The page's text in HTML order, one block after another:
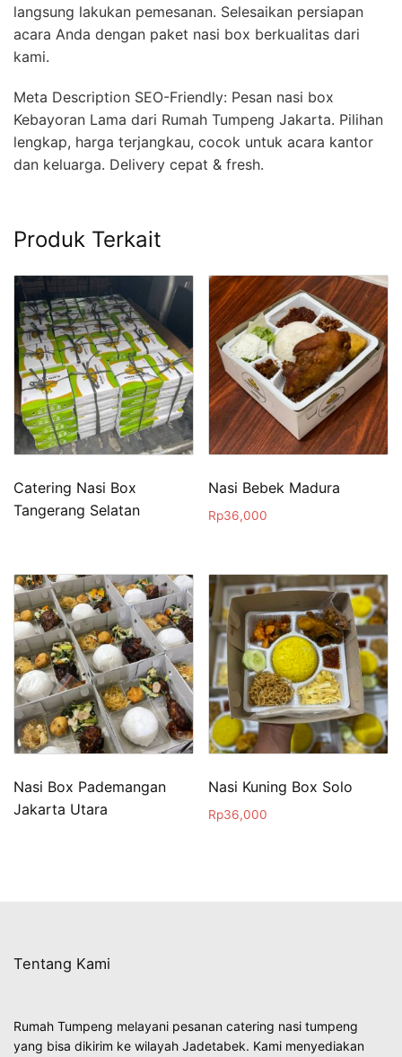
langsung lakukan pemesanan. Selesaikan persiapan
acara Anda dengan paket nasi box berkualitas dari
kami.
Meta Description SEO-Friendly: Pesan nasi box
Kebayoran Lama dari Rumah Tumpeng Jakarta. Pilihan
lengkap, harga terjangkau, cocok untuk acara kantor
dan keluarga. Delivery cepat & fresh.
Produk Terkait
Catering Nasi Box
Tangerang Selatan
Nasi Bebek Madura
Rp36,000
Nasi Box Pademangan
Jakarta Utara
Nasi Kuning Box Solo
Rp36,000
Tentang Kami
Rumah Tumpeng melayani pesanan catering nasi tumpeng
yang bisa dikirim ke wilayah Jadetabek. Kami menyediakan